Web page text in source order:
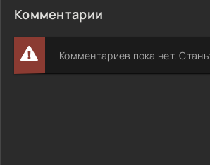
Комментарии
Комментариев пока нет.